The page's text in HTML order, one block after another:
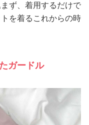
ず、着用するだけで
を着るこれからの時
ガードル